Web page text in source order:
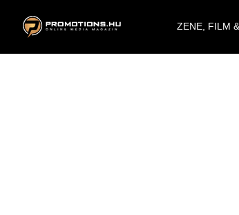
ZENE, FILM